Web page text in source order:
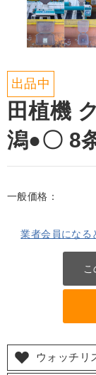
出品中
田植機
潟●〇 8
一般価格：
業者会員になる
ウォッチリ